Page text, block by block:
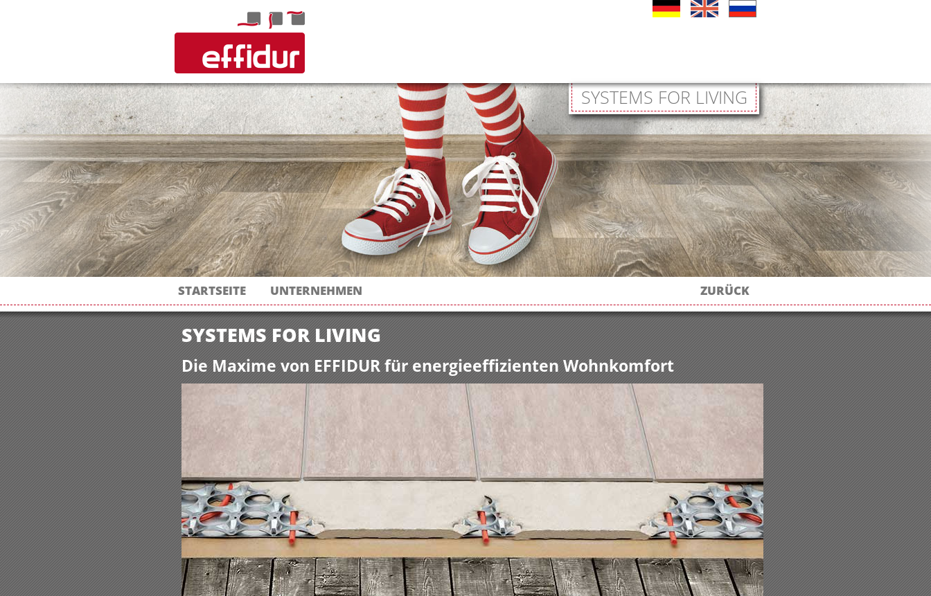
SYSTEMS FOR LIVING
STARTSEITE UNTERNEHMEN ZURÜCK
SYSTEMS FOR LIVING
Die Maxime von EFFIDUR für energieeffizienten Wohnkomfort